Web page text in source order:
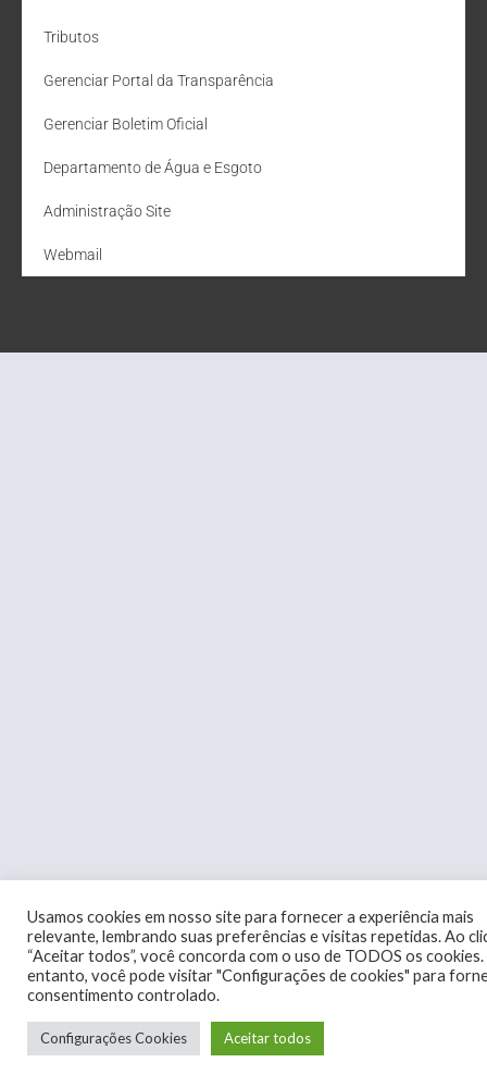
Tributos
Gerenciar Portal da Transparência
Gerenciar Boletim Oficial
Departamento de Água e Esgoto
Administração Site
Webmail
Usamos cookies em nosso site para fornecer a experiência mais
relevante, lembrando suas preferências e visitas repetidas. Ao
“Aceitar todos”, você concorda com o uso de TODOS os
entanto, você pode visitar "Configurações de cookies" para
consentimento controlado.
Configurações Cookies Aceitar todos